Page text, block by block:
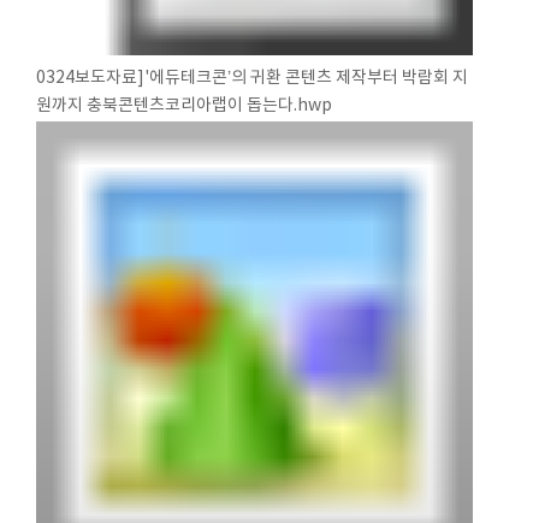
0324보도자료]'에듀테크콘’의 귀환 콘텐츠 제작부터 박람회 지
원까지 충북콘텐츠코리아랩이 돕는다.hwp